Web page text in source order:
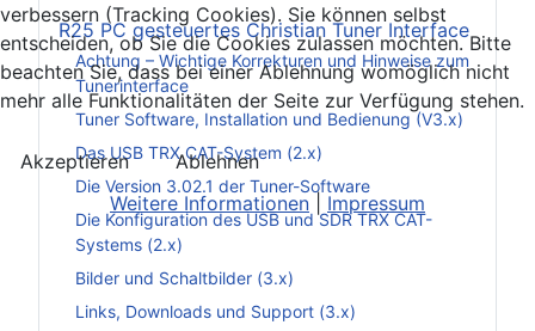
R25 PC gesteuertes Christian Tuner Interface
Achtung – Wichtige Korrekturen und Hinweise zum
Tunerinterface
Tuner Software, Installation und Bedienung (V3.x)
Das USB TRX CAT-System (2.x)
Die Version 3.02.1 der Tuner-Software
Die Konfiguration des USB und SDR TRX CAT-
Systems (2.x)
Bilder und Schaltbilder (3.x)
Links, Downloads und Support (3.x)
verbessern (Tracking Cookies). Sie können selbst
entscheiden, ob Sie die Cookies zulassen möchten. Bitte
beachten Sie, dass bei einer Ablehnung womöglich nicht
mehr alle Funktionalitäten der Seite zur Verfügung stehen.
Akzeptieren
Ablehnen
Weitere Informationen
Impressum